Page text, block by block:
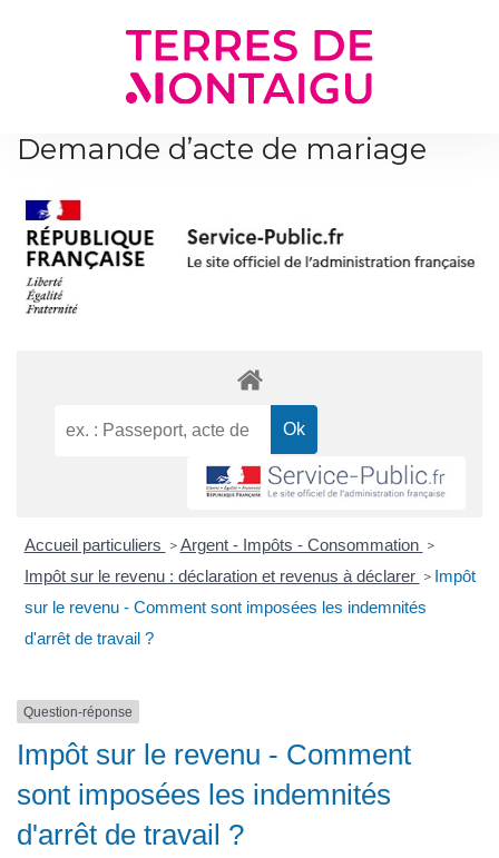
Demande d’acte de mariage
Accueil particuliers > Argent - Impôts - Consommation >
Impôt sur le revenu : déclaration et revenus à déclarer > Impôt
sur le revenu - Comment sont imposées les indemnités
d'arrêt de travail ?
Question-réponse
Impôt sur le revenu - Comment
sont imposées les indemnités
d'arrêt de travail ?